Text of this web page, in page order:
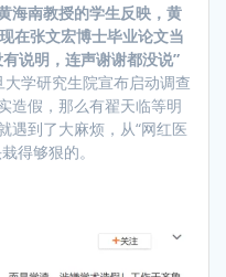
海南教授的学生反映，黄
在张文宏博士毕业论文当
说明，连声谢谢都没说”
学研究生院宣布启动调查
造假，那么有翟天临等明
遇到了大麻烦，从“网红医
得够狠的。